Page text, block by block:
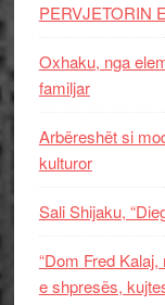
PERVJETORIN
Oxhaku, nga
familjar
Arbëreshët si
kulturor
Sali Shijaku,
“Dom Fred
e shpresës,